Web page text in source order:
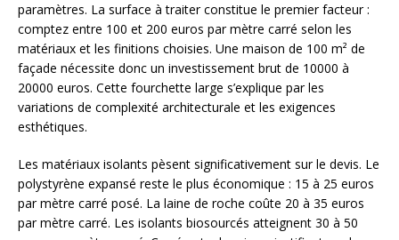
paramètres. La surface à traiter constitue le premier facteur :
comptez entre 100 et 200 euros par mètre carré selon les
matériaux et les finitions choisies. Une maison de 100 m² de
façade nécessite donc un investissement brut de 10000 à
20000 euros. Cette fourchette large s’explique par les
variations de complexité architecturale et les exigences
esthétiques.
Les matériaux isolants pèsent significativement sur le devis. Le
polystyrène expansé reste le plus économique : 15 à 25 euros
par mètre carré posé. La laine de roche coûte 20 à 35 euros
par mètre carré. Les isolants biosourcés atteignent 30 à 50